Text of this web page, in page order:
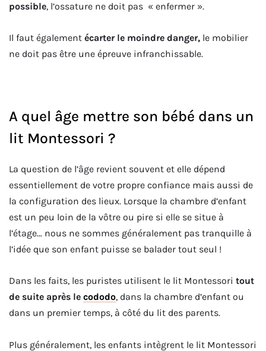
possible, l’ossature ne doit pas « enfermer ».
Il faut également écarter le moindre danger, le mobilier
ne doit pas être une épreuve infranchissable.
A quel âge mettre son bébé dans un
lit Montessori ?
La question de l’âge revient souvent et elle dépend
essentiellement de votre propre confiance mais aussi de
la configuration des lieux. Lorsque la chambre d’enfant
est un peu loin de la vôtre ou pire si elle se situe à
l’étage… nous ne sommes généralement pas tranquille à
l’idée que son enfant puisse se balader tout seul !
Dans les faits, les puristes utilisent le lit Montessori tout
de suite après le cododo, dans la chambre d’enfant ou
dans un premier temps, à côté du lit des parents.
Plus généralement, les enfants intègrent le lit Montessori